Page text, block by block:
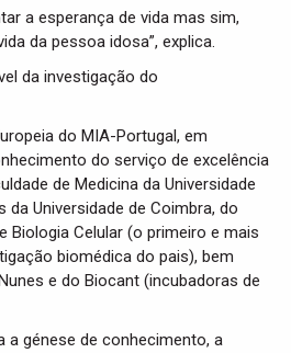
a esperança de vida mas sim,
da pessoa idosa”, explica.
da investigação do
do MIA-Portugal, em
do serviço de excelência
de Medicina da Universidade
da Universidade de Coimbra, do
Biologia Celular (o primeiro e mais
biomédica do pais), bem
e do Biocant (incubadoras de
a génese de conhecimento, a